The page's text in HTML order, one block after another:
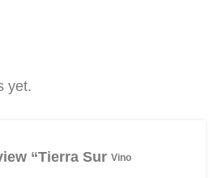
yet.
“Tierra Sur Vino